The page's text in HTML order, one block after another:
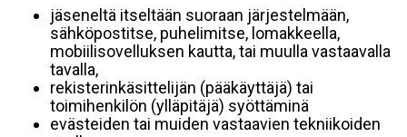
jäseneltä itseltään suoraan järjestelmään,
sähköpostitse, puhelimitse, lomakkeella,
mobiilisovelluksen kautta, tai muulla vastaavalla
tavalla,
rekisterinkäsittelijän (pääkäyttäjä) tai
toimihenkilön (ylläpitäjä) syöttäminä
evästeiden tai muiden vastaavien tekniikoiden